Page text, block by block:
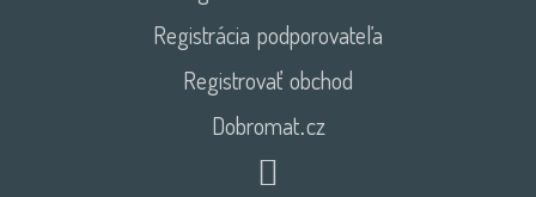
Registrácia podporovateľa
Registrovať obchod
Dobromat.cz